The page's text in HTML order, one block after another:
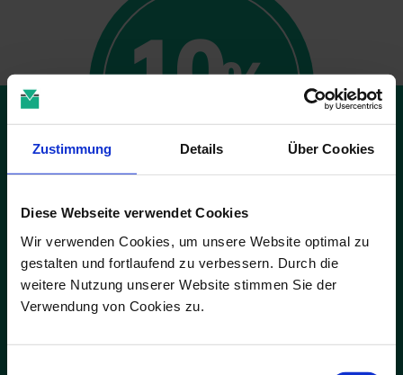
Zustimmung Details Über Cookies
Diese Webseite verwendet Cookies
Wir verwenden Cookies, um unsere Website optimal zu
gestalten und fortlaufend zu verbessern. Durch die
weitere Nutzung unserer Website stimmen Sie der
Verwendung von Cookies zu.
10%
GUTSCHEIN
ADS-Newsmail
Melden Sie sich jetzt für unsere kostenfreie ADS-Newsmail an und
sichern Sie sich einmalig10 % Rabattauf Ihren Online-Einkauf.
JETZT GUTSCHEIN SICHERN